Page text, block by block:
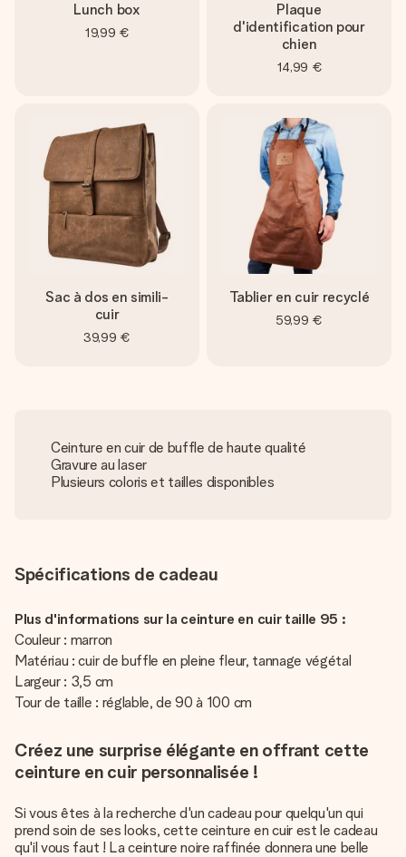
Lunch box
19,99 €
Plaque
d'identification pour
chien
14,99 €
Sac à dos en simili-
cuir
39,99 €
Tablier en cuir recyclé
59,99 €
Ceinture en cuir de buffle de haute qualité
Gravure au laser
Plusieurs coloris et tailles disponibles
Spécifications de cadeau
Plus d'informations sur la ceinture en cuir taille 95 :
Couleur : marron
Matériau : cuir de buffle en pleine fleur, tannage végétal
Largeur : 3,5 cm
Tour de taille : réglable, de 90 à 100 cm
Créez une surprise élégante en offrant cette
ceinture en cuir personnalisée !
Si vous êtes à la recherche d'un cadeau pour quelqu'un qui
prend soin de ses looks, cette ceinture en cuir est le cadeau
qu'il vous faut ! La ceinture noire raffinée donnera une belle